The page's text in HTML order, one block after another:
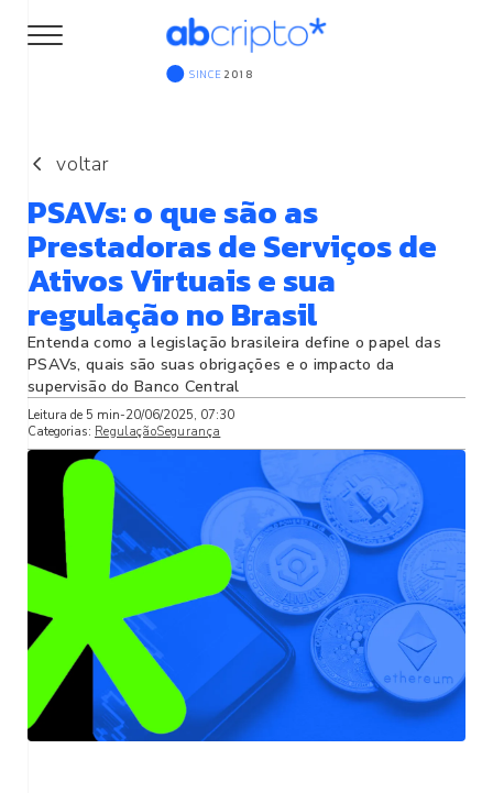
SINCE 2018
voltar
PSAVs: o que são as
Prestadoras de Serviços de
Ativos Virtuais e sua
regulação no Brasil
Entenda como a legislação brasileira define o papel das
PSAVs, quais são suas obrigações e o impacto da
supervisão do Banco Central
Leitura de 5 min-20/06/2025, 07:30
Categorias: RegulaçãoSegurança